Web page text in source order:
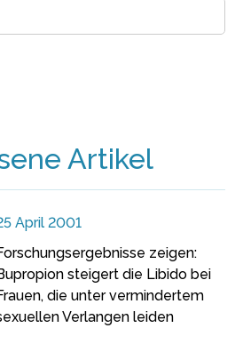
Artikel
April 2001
zeigen:
steigert die Libido bei
die unter vermindertem
Verlangen leiden